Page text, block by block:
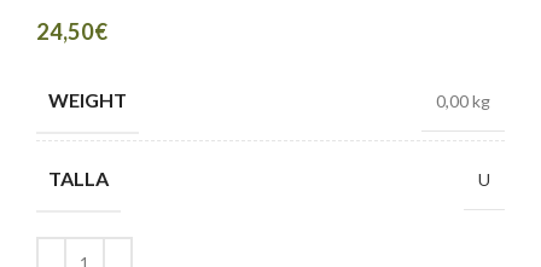
€
WEIGHT 0,00 kg
TALLA U